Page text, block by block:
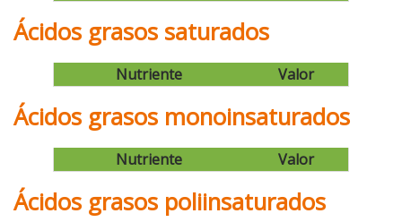
Ácidos grasos saturados
Nutriente Valor
Ácidos grasos monoinsaturados
Nutriente Valor
Ácidos grasos poliinsaturados